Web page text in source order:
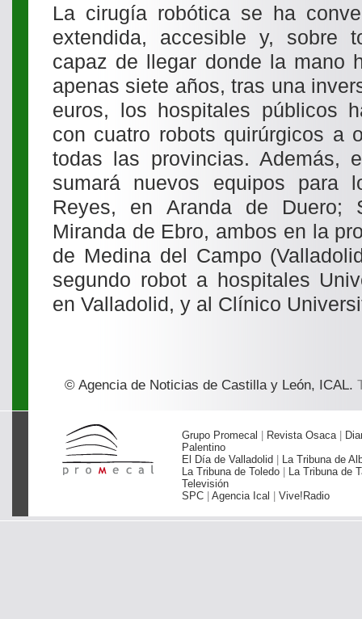
La cirugía robótica se ha
extendida, accesible y, sobre
capaz de llegar donde la mano
apenas siete años, tras una
euros, los hospitales públicos
con cuatro robots quirúrgicos a
todas las provincias. Además,
sumará nuevos equipos para
Reyes, en Aranda de Duero;
Miranda de Ebro, ambos en la
de Medina del Campo
segundo robot a hospitales
en Valladolid, y al Clínico
© Agencia de Noticias de Castilla y León, ICAL.
Grupo Promecal Revista Osaca|
Palentino
El Día de Valladolid
La Tribuna de
La Tribuna de Toledo
La Tribuna de
Televisión
SPC
Agencia Ical Vive!Radio